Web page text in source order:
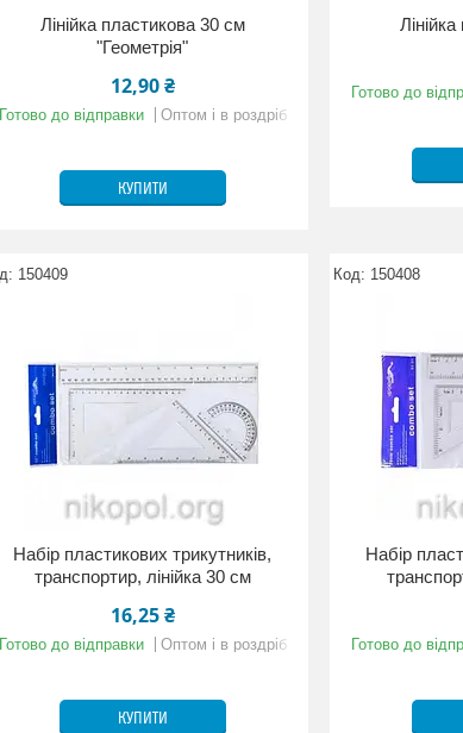
Лінійка пластикова 30 см
"Геометрія"
12,90 ₴
Готово до відправки Оптом і в роздріб
КУПИТИ
Готово до
150409
Набір пластикових трикутників,
транспортир, лінійка 30 см
16,25 ₴
Готово до відправки Оптом і в роздріб
КУПИТИ
150408
Набір
Готово до